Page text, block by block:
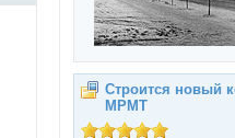
Строится новый
МРМТ